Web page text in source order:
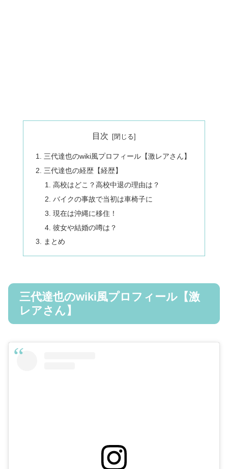
目次
三代達也のwiki風プロフィール【激レアさん】
三代達也の経歴【経歴】
高校はどこ？高校中退の理由は？
バイクの事故で当初は車椅子に
現在は沖縄に移住！
彼女や結婚の噂は？
まとめ
三代達也のwiki風プロフィール【激
レアさん】